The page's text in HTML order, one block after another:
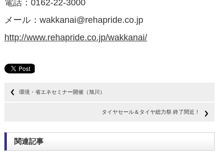
電話：0162-22-3000
メール：wakkanai@rehapride.co.jp
http://www.rehapride.co.jp/wakkanai/
環境・省エネセミナー開催（旭川）
タイヤセール＆タイヤ総力祭 終了間近！
関連記事